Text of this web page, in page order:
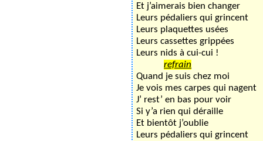
Et j’aimerais bien changer
Leurs pédaliers qui grincent
Leurs plaquettes usées
Leurs cassettes grippées
Leurs nids à cui-cui !
refrain
Quand je suis chez moi
Je vois mes carpes qui nagent
J’ rest’ en bas pour voir
Si y’a rien qui déraille
Et bientôt j’oublie
Leurs pédaliers qui grincent